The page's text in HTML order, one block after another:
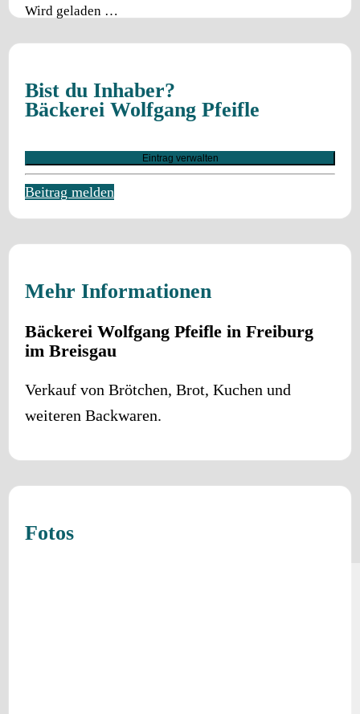
Wird geladen …
Bist du Inhaber?
Bäckerei Wolfgang Pfeifle
Eintrag verwalten
Beitrag melden
Mehr Informationen
Bäckerei Wolfgang Pfeifle in Freiburg
im Breisgau
Verkauf von Brötchen, Brot, Kuchen und
weiteren Backwaren.
Fotos